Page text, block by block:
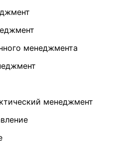
менеджмента
менеджмент